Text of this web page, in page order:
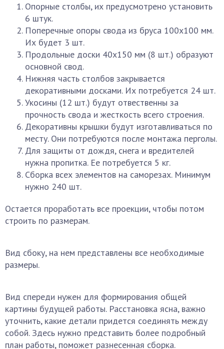
Опорные столбы, их предусмотрено установить
6 штук.
Поперечные опоры свода из бруса 100х100 мм.
Их будет 3 шт.
Продольные доски 40х150 мм (8 шт.) образуют
основной свод.
Нижняя часть столбов закрывается
декоративными досками. Их потребуется 24 шт.
Укосины (12 шт.) будут отвественны за
прочность свода и жесткость всего строения.
Декоративны крышки будут изготавливаться по
месту. Они потребуются после монтажа перголы.
Для защиты от дождя, снега и вредителей
нужна пропитка. Ее потребуется 5 кг.
Сборка всех элементов на саморезах. Минимум
нужно 240 шт.
Остается проработать все проекции, чтобы потом
строить по размерам.
Вид сбоку, на нем представлены все необходимые
размеры.
Вид спереди нужен для формирования общей
картины будущей работы. Расстановка ясна, важно
уточнить, какие детали придется соединять между
собой. Здесь нужно представить более подробный
план работы, поможет разнесенная сборка.